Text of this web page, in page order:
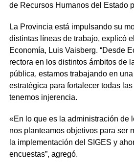
de Recursos Humanos del Estado
La Provincia está impulsando su
distintas líneas de trabajo, explicó
Economía, Luis Vaisberg. “Desde
rectora en los distintos ámbitos de
pública, estamos trabajando en
estratégica para fortalecer todas
tenemos injerencia.
«En lo que es la administración de
nos planteamos objetivos para ser
la implementación del SIGES y
encuestas”, agregó.